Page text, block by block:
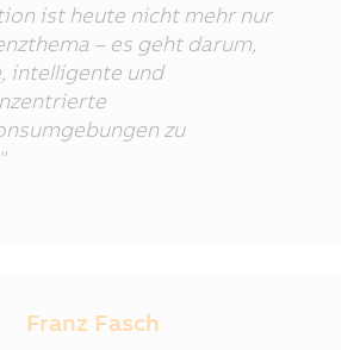
ist heute nicht mehr nur
– es geht darum,
intelligente und
zu
Franz Fasch